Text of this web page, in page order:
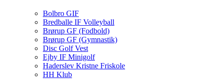
Bolbro GIF
Bredballe IF Volleyball
Brørup GF (Fodbold)
Brørup GF (Gymnastik)
Disc Golf Vest
Ejby IF Minigolf
Haderslev Kristne Friskole
HH Klub